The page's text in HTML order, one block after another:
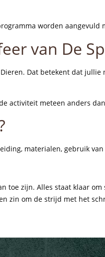
worden
van De
Dat betekent dat
activiteit meteen anders
materialen, gebruik
toe zijn. Alles staat klaar
zin om de strijd met het